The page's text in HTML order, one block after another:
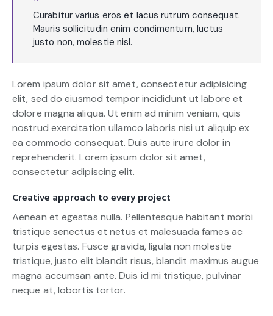
Curabitur varius eros et lacus rutrum consequat.
Mauris sollicitudin enim condimentum, luctus
justo non, molestie nisl.
Lorem ipsum dolor sit amet, consectetur adipisicing
elit, sed do eiusmod tempor incididunt ut labore et
dolore magna aliqua. Ut enim ad minim veniam, quis
nostrud exercitation ullamco laboris nisi ut aliquip ex
ea commodo consequat. Duis aute irure dolor in
reprehenderit. Lorem ipsum dolor sit amet,
consectetur adipiscing elit.
Creative approach to every project
Aenean et egestas nulla. Pellentesque habitant morbi
tristique senectus et netus et malesuada fames ac
turpis egestas. Fusce gravida, ligula non molestie
tristique, justo elit blandit risus, blandit maximus augue
magna accumsan ante. Duis id mi tristique, pulvinar
neque at, lobortis tortor.